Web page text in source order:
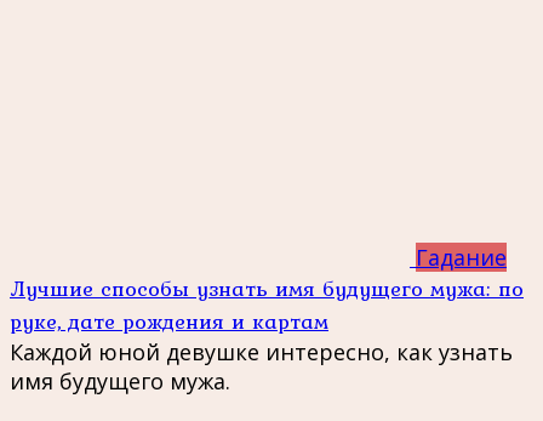
Гадание
Лучшие способы узнать имя будущего мужа: по
руке, дате рождения и картам
Каждой юной девушке интересно, как узнать
имя будущего мужа.